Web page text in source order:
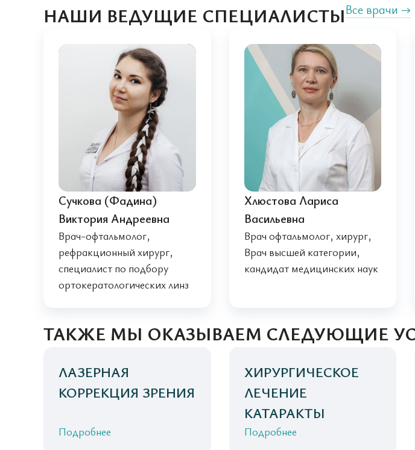
НАШИ ВЕДУЩИЕ СПЕЦИАЛИСТЫВсе врачи →
Сучкова (Фадина)
Виктория Андреевна
Врач-офтальмолог,
рефракционный хирург,
специалист по подбору
ортокератологических линз
Хлюстова Лариса
Васильевна
Врач офтальмолог, хирург,
Врач высшей категории,
кандидат медицинских наук
ТАКЖЕ МЫ ОКАЗЫВАЕМ СЛЕДУЮЩИЕ
ЛАЗЕРНАЯ
КОРРЕКЦИЯ ЗРЕНИЯ
Подробнее
ХИРУРГИЧЕСКОЕ
ЛЕЧЕНИЕ
КАТАРАКТЫ
Подробнее